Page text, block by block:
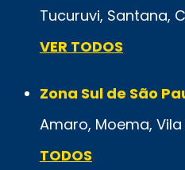
Tucuruvi, Santana,
VER TODOS
Zona Sul de São
Amaro, Moema,
TODOS